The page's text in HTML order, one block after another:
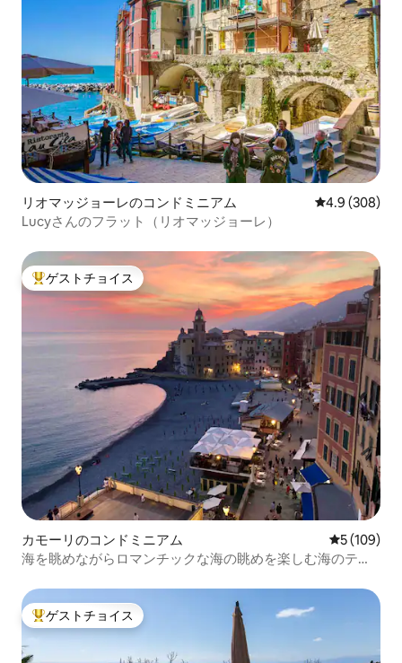
リオマッジョーレのコンドミニアム レビュー308
4.9 (308)
Lucyさんのフラット（リオマッジョーレ）
大好評のゲストチョイスです。
ゲストチョイス
カモーリのコンドミニアム レビュー
5 (109)
海を眺めながらロマンチックな海の眺めを楽しむ海のテラ
大好評のゲストチョイスです。
ゲストチョイス